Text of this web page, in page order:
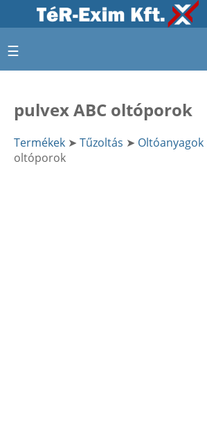
☰
pulvex ABC oltóporok
Termékek ➤ Tűzoltás ➤ Oltóanyagok
oltóporok